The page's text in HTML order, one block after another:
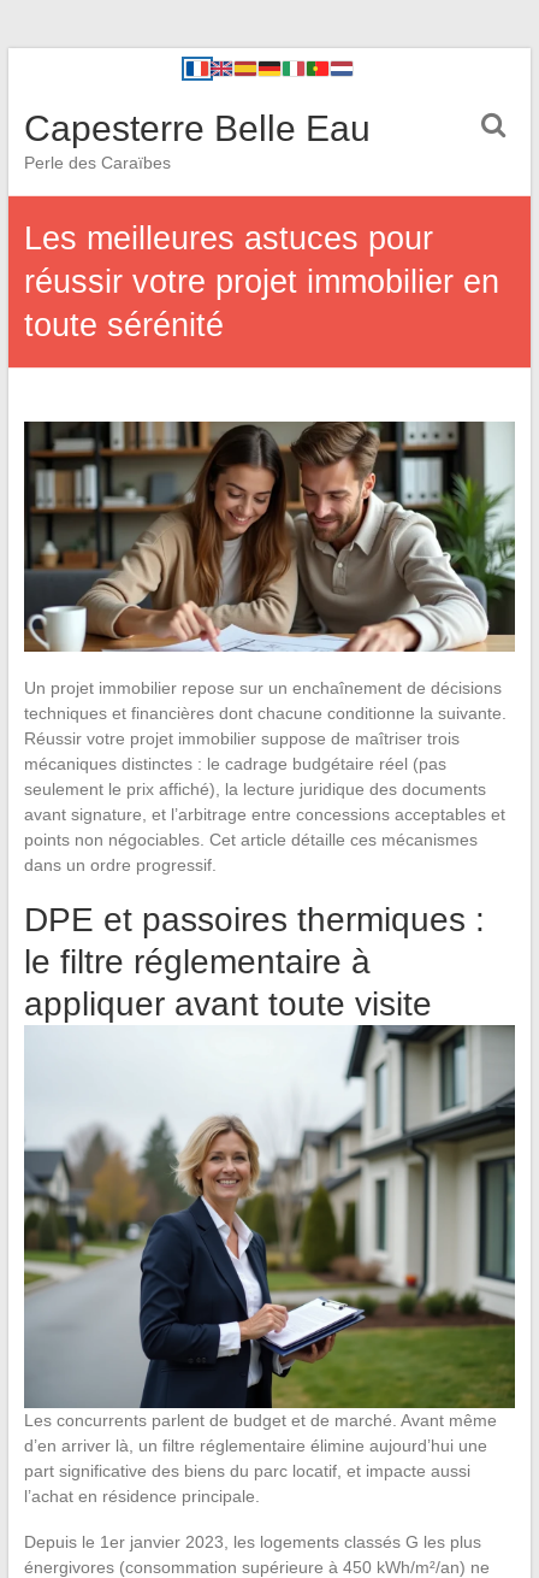
Capesterre Belle Eau
Perle des Caraïbes
Les meilleures astuces pour
réussir votre projet immobilier en
toute sérénité
Un projet immobilier repose sur un enchaînement de décisions
techniques et financières dont chacune conditionne la suivante.
Réussir votre projet immobilier suppose de maîtriser trois
mécaniques distinctes : le cadrage budgétaire réel (pas
seulement le prix affiché), la lecture juridique des documents
avant signature, et l’arbitrage entre concessions acceptables et
points non négociables. Cet article détaille ces mécanismes
dans un ordre progressif.
DPE et passoires thermiques :
le filtre réglementaire à
appliquer avant toute visite
Les concurrents parlent de budget et de marché. Avant même
d’en arriver là, un filtre réglementaire élimine aujourd’hui une
part significative des biens du parc locatif, et impacte aussi
l’achat en résidence principale.
Depuis le 1er janvier 2023, les logements classés G les plus
énergivores (consommation supérieure à 450 kWh/m²/an) ne